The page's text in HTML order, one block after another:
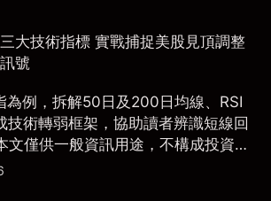
三大技術指標 實戰捕捉美股見頂調整
訊號
為例，拆解50日及200日均線、RSI
技術轉弱框架，協助讀者辨識短線回
文僅供一般資訊用途，不構成投資研
交易推薦。